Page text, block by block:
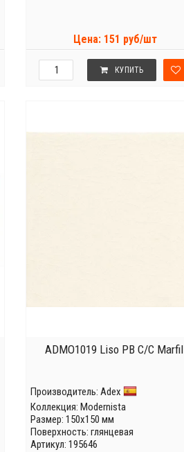
Цена: 151 руб/шт
КУПИТЬ
ADMO1019 Liso PB C/C Marfil
Производитель: Adex
Коллекция: Modernista
Размер: 150x150 мм
Поверхность: глянцевая
Артикул: 195646